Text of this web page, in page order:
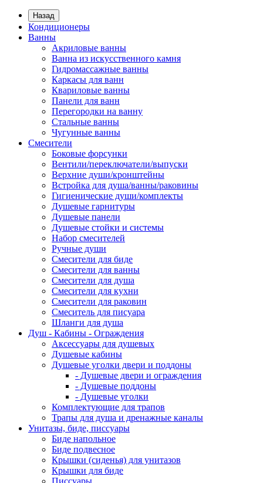
Назад
Кондиционеры
Ванны
Акриловые ванны
Ванна из искусственного камня
Гидромассажные ванны
Каркасы для ванн
Квариловые ванны
Панели для ванн
Перегородки на ванну
Стальные ванны
Чугунные ванны
Смесители
Боковые форсунки
Вентили/переключатели/выпуски
Верхние души/кронштейны
Встройка для душа/ванны/раковины
Гигиенические души/комплекты
Душевые гарнитуры
Душевые панели
Душевые стойки и системы
Набор смесителей
Ручные души
Смесители для биде
Смесители для ванны
Смесители для душа
Смесители для кухни
Смесители для раковин
Смеситель для писуара
Шланги для душа
Душ - Кабины - Ограждения
Аксессуары для душевых
Душевые кабины
Душевые уголки двери и поддоны
- Душевые двери и ограждения
- Душевые поддоны
- Душевые уголки
Комплектующие для трапов
Трапы для душа и дренажные каналы
Унитазы, биде, писсуары
Биде напольное
Биде подвесное
Крышки (сиденья) для унитазов
Крышки для биде
Писсуары